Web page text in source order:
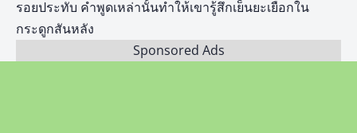
รอยประทับ คำพูดเหล่านั้นทำให้เขารู้สึกเย็นยะเยือกใน
กระดูกสันหลัง
Sponsored Ads